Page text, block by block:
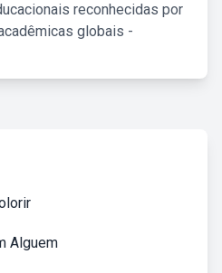
reconhecidas por
globais -
Alguem